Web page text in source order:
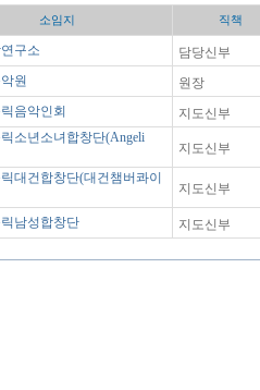
소임지 직책
구소
담당신부
원
원장
음악인회
지도신부
소년소녀합창단(Angeli
지도신부
대건합창단(대건챔버콰이
지도신부
남성합창단 지도신부